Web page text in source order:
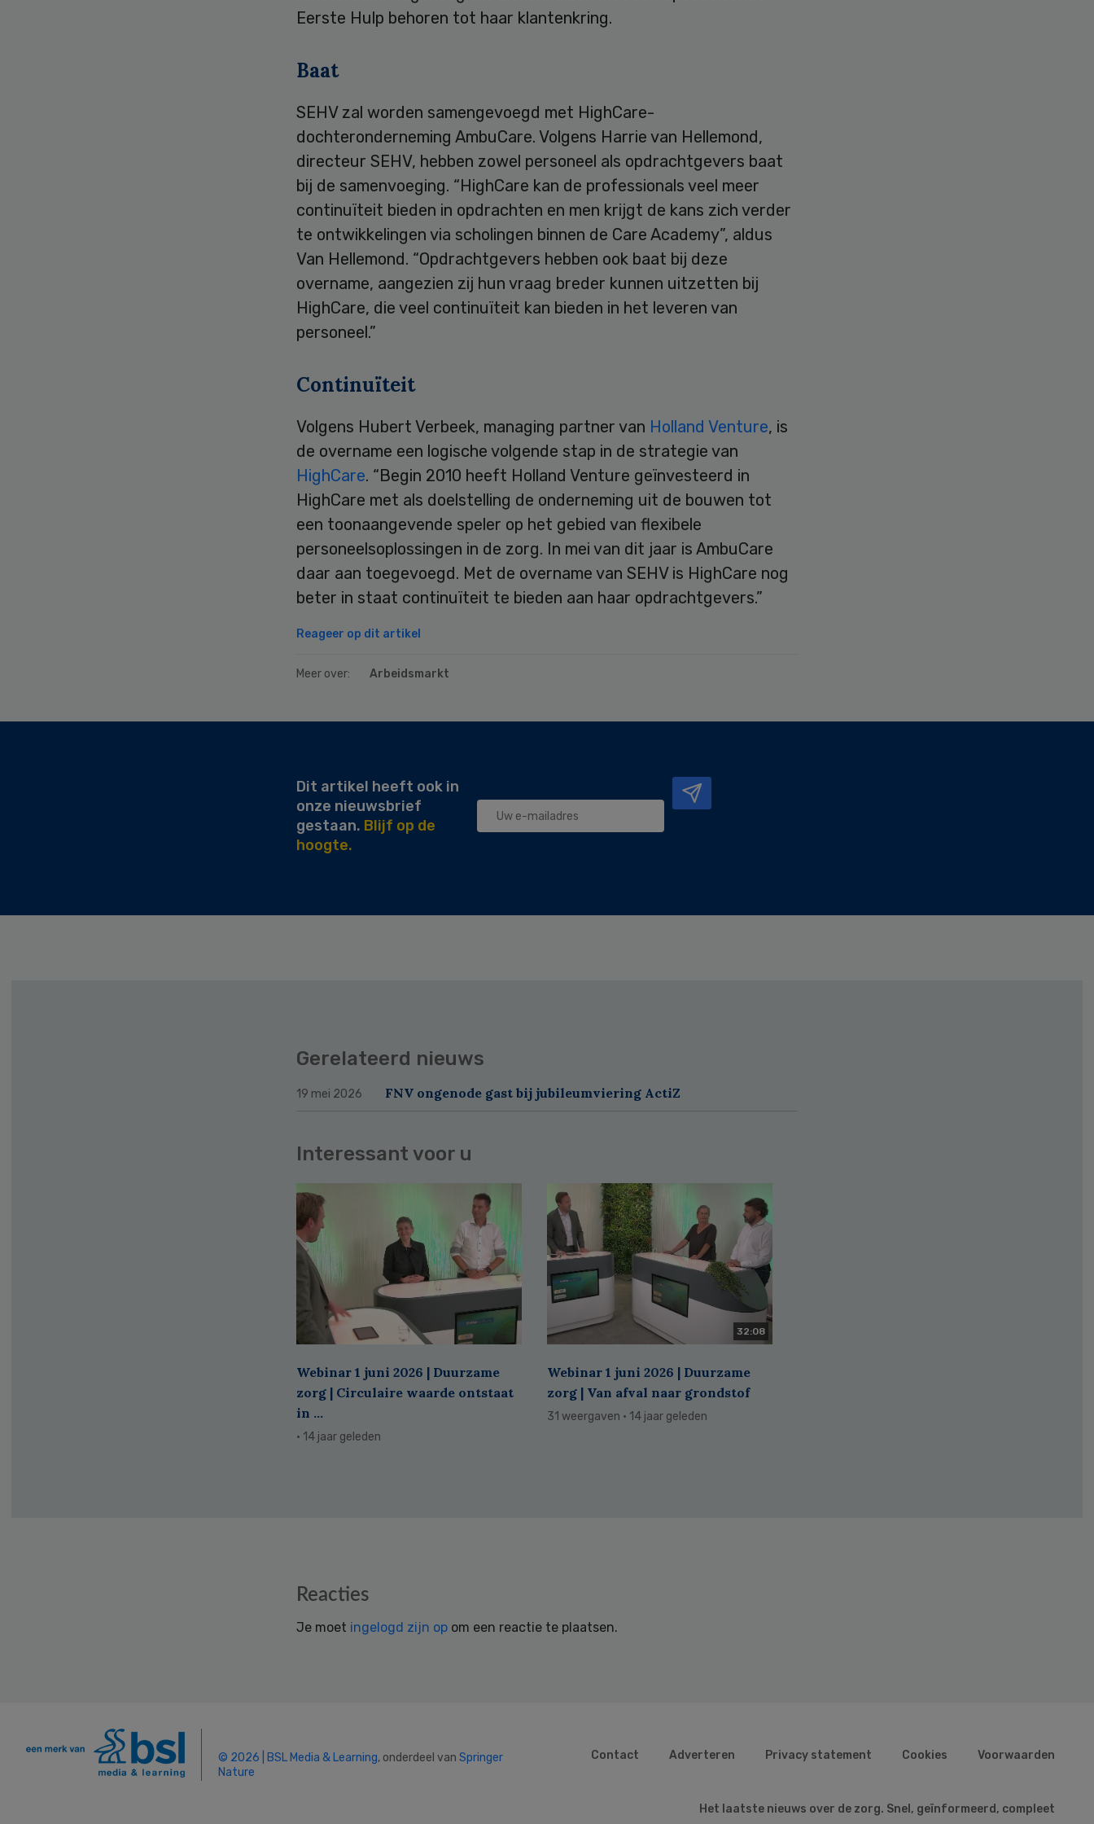
Eerste Hulp behoren tot haar klantenkring.
Baat
SEHV zal worden samengevoegd met HighCare-
dochteronderneming AmbuCare. Volgens Harrie van Hellemond,
directeur SEHV, hebben zowel personeel als opdrachtgevers baat
bij de samenvoeging. “HighCare kan de professionals veel meer
continuïteit bieden in opdrachten en men krijgt de kans zich verder
te ontwikkelingen via scholingen binnen de Care Academy”, aldus
Van Hellemond. “Opdrachtgevers hebben ook baat bij deze
overname, aangezien zij hun vraag breder kunnen uitzetten bij
HighCare, die veel continuïteit kan bieden in het leveren van
personeel.”
Continuïteit
Volgens Hubert Verbeek, managing partner van Holland Venture, is
de overname een logische volgende stap in de strategie van
HighCare. “Begin 2010 heeft Holland Venture geïnvesteerd in
HighCare met als doelstelling de onderneming uit de bouwen tot
een toonaangevende speler op het gebied van flexibele
personeelsoplossingen in de zorg. In mei van dit jaar is AmbuCare
daar aan toegevoegd. Met de overname van SEHV is HighCare nog
beter in staat continuïteit te bieden aan haar opdrachtgevers.”
Reageer op dit artikel
Meer over: Arbeidsmarkt
Dit artikel heeft ook in
onze nieuwsbrief
gestaan. Blijf op de
hoogte.
Gerelateerd nieuws
19 mei 2026 FNV ongenode gast bij jubileumviering ActiZ
Interessant voor u
Webinar 1 juni 2026 | Duurzame
zorg | Circulaire waarde ontstaat
in ...
· 14 jaar geleden
32:08
Webinar 1 juni 2026 | Duurzame
zorg | Van afval naar grondstof
31 weergaven · 14 jaar geleden
Reacties
Je moet ingelogd zijn op om een reactie te plaatsen.
© 2026 | BSL Media & Learning, onderdeel van Springer
Nature
Contact Adverteren Privacy statement Cookies Voorwaarden
Het laatste nieuws over de zorg. Snel, geïnformeerd, compleet